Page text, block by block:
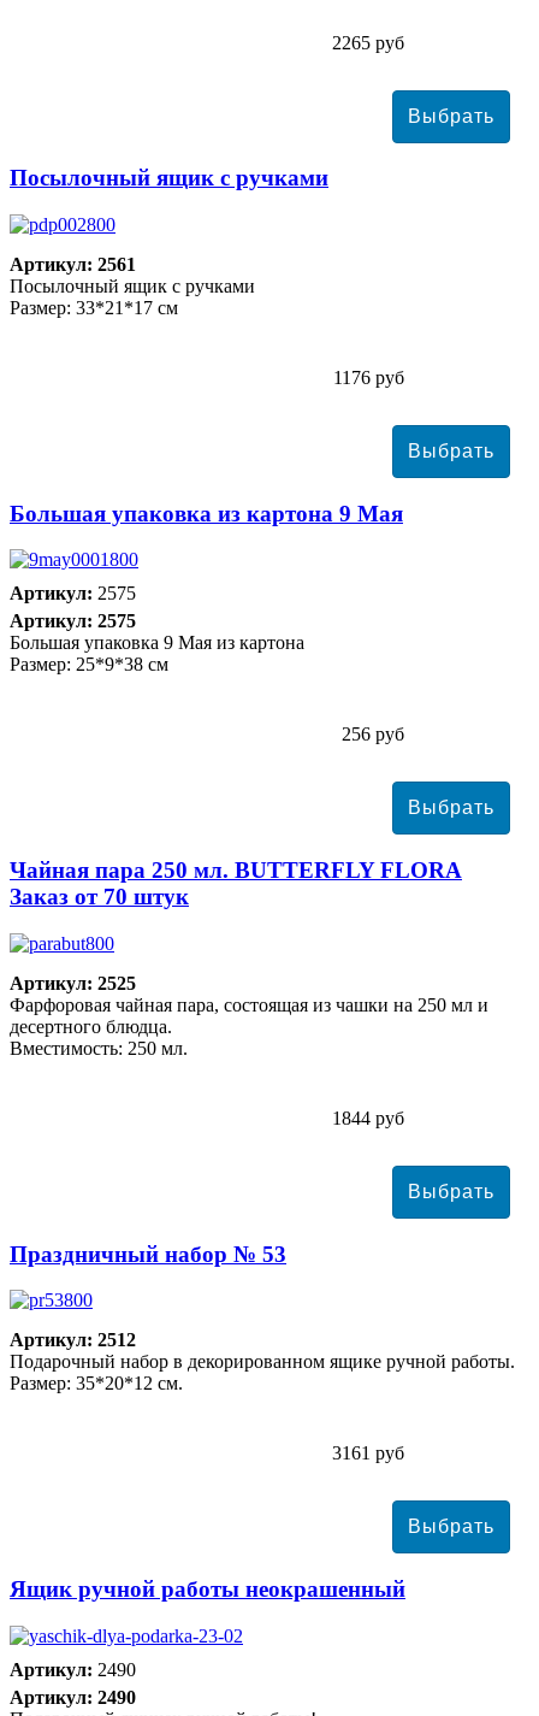
2265 руб
Посылочный ящик с ручками
Артикул: 2561
Посылочный ящик с ручками
Размер: 33*21*17 см
1176 руб
Большая упаковка из картона 9 Мая
Артикул: 2575
Артикул: 2575
Большая упаковка 9 Мая из картона
Размер: 25*9*38 см
256 руб
Чайная пара 250 мл. BUTTERFLY FLORA
Заказ от 70 штук
Артикул: 2525
Фарфоровая чайная пара, состоящая из чашки на 250 мл и
десертного блюдца.
Вместимость: 250 мл.
1844 руб
Праздничный набор № 53
Артикул: 2512
Подарочный набор в декорированном ящике ручной работы.
Размер: 35*20*12 см.
3161 руб
Ящик ручной работы неокрашенный
Артикул: 2490
Артикул: 2490